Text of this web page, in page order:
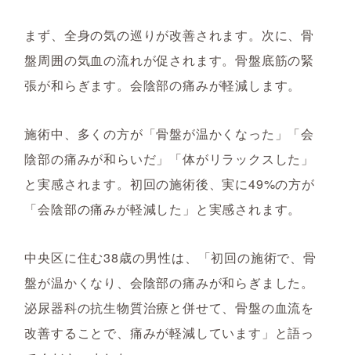
まず、全身の気の巡りが改善されます。次に、骨
盤周囲の気血の流れが促されます。骨盤底筋の緊
張が和らぎます。会陰部の痛みが軽減します。
施術中、多くの方が「骨盤が温かくなった」「会
陰部の痛みが和らいだ」「体がリラックスした」
と実感されます。初回の施術後、実に49%の方が
「会陰部の痛みが軽減した」と実感されます。
中央区に住む38歳の男性は、「初回の施術で、骨
盤が温かくなり、会陰部の痛みが和らぎました。
泌尿器科の抗生物質治療と併せて、骨盤の血流を
改善することで、痛みが軽減しています」と語っ